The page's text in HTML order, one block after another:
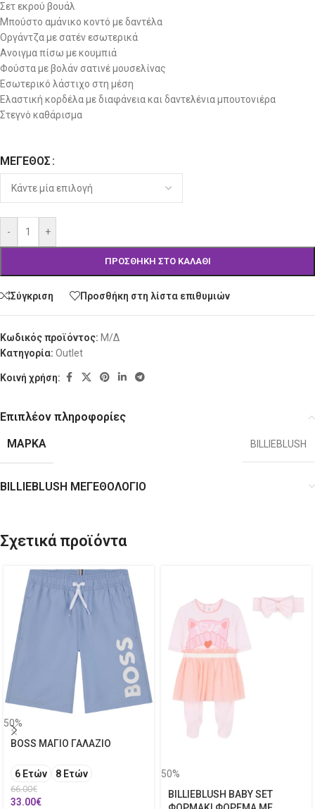
Σετ εκρού βουάλ
Μπούστο αμάνικο κοντό με δαντέλα
Οργάντζα με σατέν εσωτερικά
Ανοιγμα πίσω με κουμπιά
Φούστα με βολάν σατινέ μουσελίνας
Εσωτερικό λάστιχο στη μέση
Ελαστική κορδέλα με διαφάνεια και δαντελένια μπουτονιέρα
Στεγνό καθάρισμα
ΜΈΓΕΘΟΣ
- +
ΠΡΟΣΘΉΚΗ ΣΤΟ ΚΑΛΆΘΙ
Alternative:
Σύγκριση Προσθήκη στη λίστα επιθυμιών
Κωδικός προϊόντος: Μ/Δ
Κατηγορία: Outlet
Κοινή χρήση:
Επιπλέον πληροφορίες
ΜΆΡΚΑ
BILLIEBLUSH
BILLIEBLUSH ΜΕΓΕΘΟΛΟΓΙΟ
Σχετικά προϊόντα
50%
BOSS ΜΑΓΙΟ ΓΑΛΑΖΙΟ
6 Ετών 8 Ετών
66.00€
33.00€
50%
BILLIEBLUSH BABY SET